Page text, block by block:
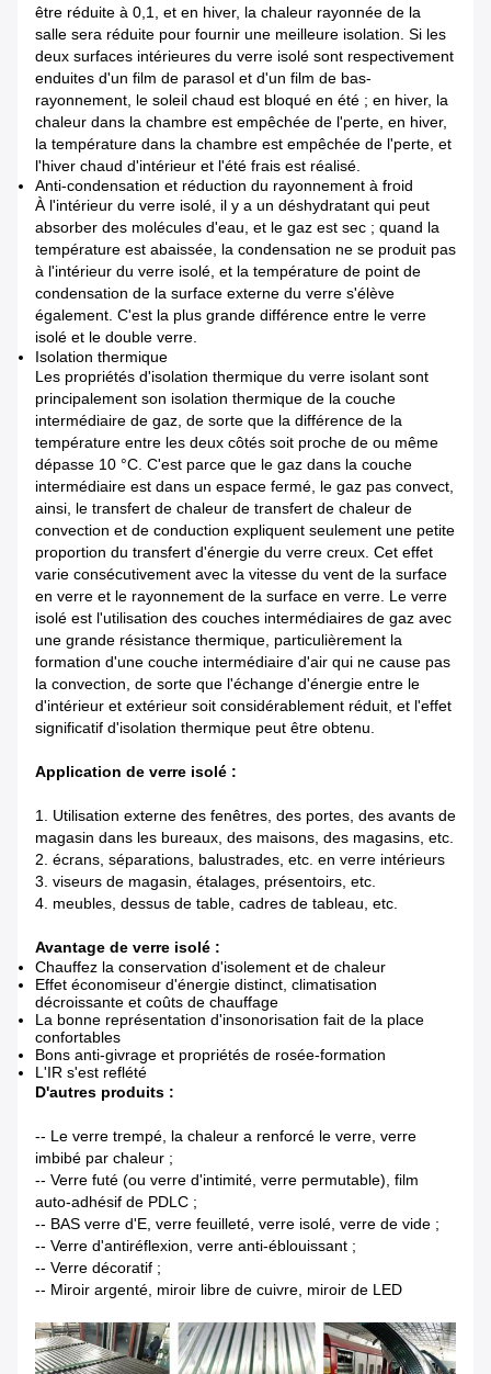
être réduite à 0,1, et en hiver, la chaleur rayonnée de la
salle sera réduite pour fournir une meilleure isolation. Si les
deux surfaces intérieures du verre isolé sont respectivement
enduites d'un film de parasol et d'un film de bas-
rayonnement, le soleil chaud est bloqué en été ; en hiver, la
chaleur dans la chambre est empêchée de l'perte, en hiver,
la température dans la chambre est empêchée de l'perte, et
l'hiver chaud d'intérieur et l'été frais est réalisé.
Anti-condensation et réduction du rayonnement à froid
À l'intérieur du verre isolé, il y a un déshydratant qui peut
absorber des molécules d'eau, et le gaz est sec ; quand la
température est abaissée, la condensation ne se produit pas
à l'intérieur du verre isolé, et la température de point de
condensation de la surface externe du verre s'élève
également. C'est la plus grande différence entre le verre
isolé et le double verre.
Isolation thermique
Les propriétés d'isolation thermique du verre isolant sont
principalement son isolation thermique de la couche
intermédiaire de gaz, de sorte que la différence de la
température entre les deux côtés soit proche de ou même
dépasse 10 °C. C'est parce que le gaz dans la couche
intermédiaire est dans un espace fermé, le gaz pas convect,
ainsi, le transfert de chaleur de transfert de chaleur de
convection et de conduction expliquent seulement une petite
proportion du transfert d'énergie du verre creux. Cet effet
varie consécutivement avec la vitesse du vent de la surface
en verre et le rayonnement de la surface en verre. Le verre
isolé est l'utilisation des couches intermédiaires de gaz avec
une grande résistance thermique, particulièrement la
formation d'une couche intermédiaire d'air qui ne cause pas
la convection, de sorte que l'échange d'énergie entre le
d'intérieur et extérieur soit considérablement réduit, et l'effet
significatif d'isolation thermique peut être obtenu.
Application de verre isolé :
1. Utilisation externe des fenêtres, des portes, des avants de
magasin dans les bureaux, des maisons, des magasins, etc.
2. écrans, séparations, balustrades, etc. en verre intérieurs
3. viseurs de magasin, étalages, présentoirs, etc.
4. meubles, dessus de table, cadres de tableau, etc.
Avantage de verre isolé :
Chauffez la conservation d'isolement et de chaleur
Effet économiseur d'énergie distinct, climatisation
décroissante et coûts de chauffage
La bonne représentation d'insonorisation fait de la place
confortables
Bons anti-givrage et propriétés de rosée-formation
L'IR s'est reflété
D'autres produits :
-- Le verre trempé, la chaleur a renforcé le verre, verre
imbibé par chaleur ;
-- Verre futé (ou verre d'intimité, verre permutable), film
auto-adhésif de PDLC ;
-- BAS verre d'E, verre feuilleté, verre isolé, verre de vide ;
-- Verre d'antiréflexion, verre anti-éblouissant ;
-- Verre décoratif ;
-- Miroir argenté, miroir libre de cuivre, miroir de LED